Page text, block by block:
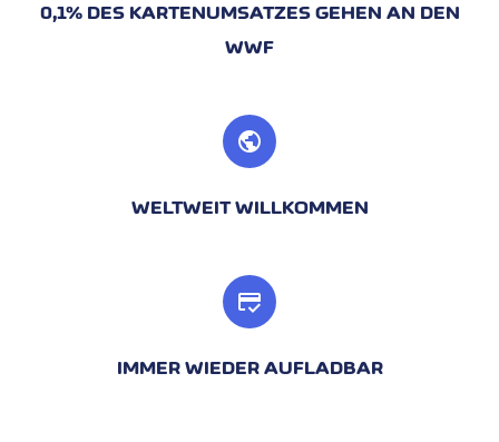
0,1% DES KARTENUMSATZES GEHEN AN DEN
WWF
public
WELTWEIT WILLKOMMEN
credit_score
IMMER WIEDER AUFLADBAR